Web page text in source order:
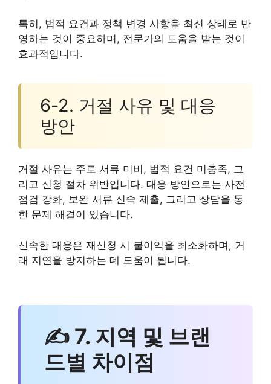
특히, 법적 요건과 정책 변경 사항을 최신 상태로 반
영하는 것이 중요하며, 전문가의 도움을 받는 것이
효과적입니다.
6-2. 거절 사유 및 대응
방안
거절 사유는 주로 서류 미비, 법적 요건 미충족, 그
리고 신청 절차 위반입니다. 대응 방안으로는 사전
점검 강화, 보완 서류 신속 제출, 그리고 상담을 통
한 문제 해결이 있습니다.
신속한 대응은 재신청 시 불이익을 최소화하며, 거
래 지연을 방지하는 데 도움이 됩니다.
✍ 7. 지역 및 브랜
드별 차이점